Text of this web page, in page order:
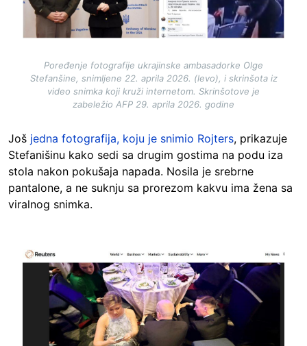
Poređenje fotografije ukrajinske ambasadorke Olge
Stefanšine, snimljene 22. aprila 2026. (levo), i skrinšota iz
video snimka koji kruži internetom. Skrinšotove je
zabeležio AFP 29. aprila 2026. godine
Još jedna fotografija, koju je snimio Rojters, prikazuje
Stefanišinu kako sedi sa drugim gostima na podu iza
stola nakon pokušaja napada. Nosila je srebrne
pantalone, a ne suknju sa prorezom kakvu ima žena sa
viralnog snimka.
Image